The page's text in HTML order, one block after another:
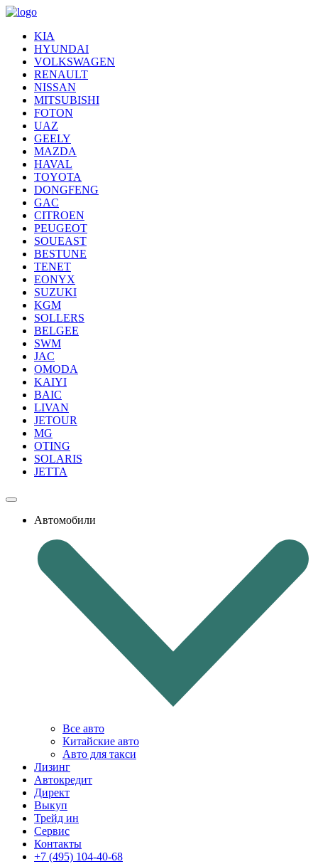
KIA
HYUNDAI
VOLKSWAGEN
RENAULT
NISSAN
MITSUBISHI
FOTON
UAZ
GEELY
MAZDA
HAVAL
TOYOTA
DONGFENG
GAC
CITROEN
PEUGEOT
SOUEAST
BESTUNE
TENET
EONYX
SUZUKI
KGM
SOLLERS
BELGEE
SWM
JAC
OMODA
KAIYI
BAIC
LIVAN
JETOUR
MG
OTING
SOLARIS
JETTA
Автомобили
Все авто
Китайские авто
Авто для такси
Лизинг
Автокредит
Директ
Выкуп
Трейд ин
Сервис
Контакты
+7 (495) 104-40-68